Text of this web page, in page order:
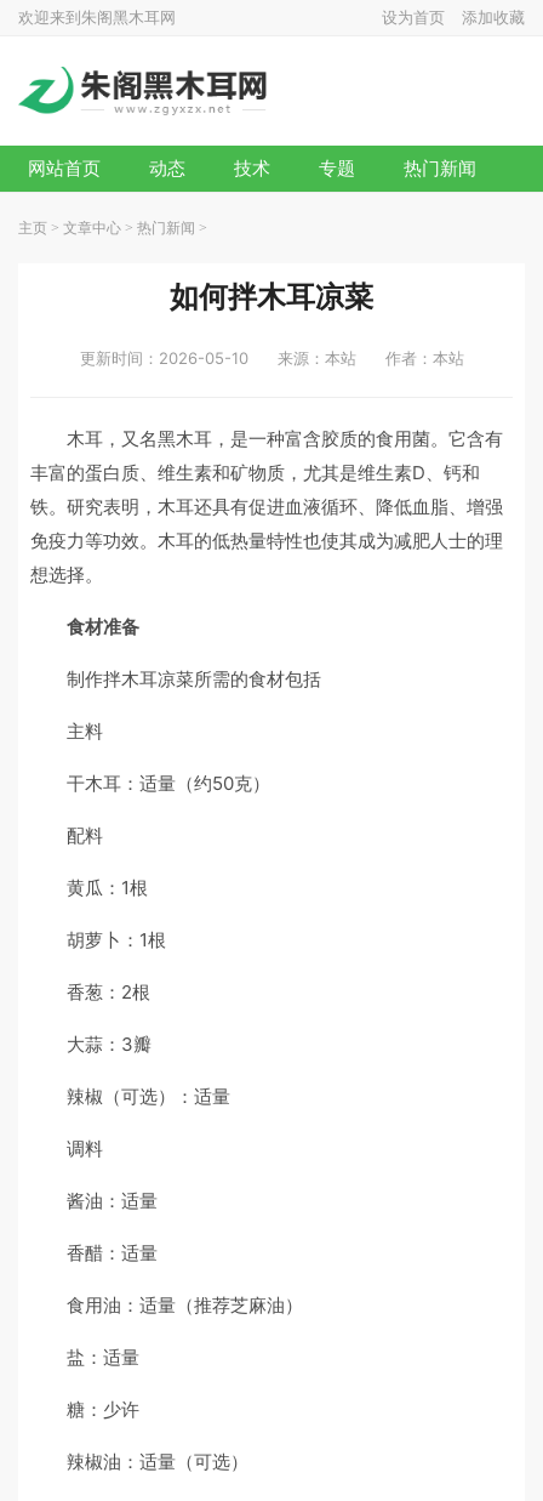
欢迎来到朱阁黑木耳网 设为首页 添加收藏
网站首页 动态 技术 专题 热门新闻
主页 > 文章中心 > 热门新闻 >
如何拌木耳凉菜
更新时间：2026-05-10 来源：本站 作者：本站
木耳，又名黑木耳，是一种富含胶质的食用菌。它含有
丰富的蛋白质、维生素和矿物质，尤其是维生素D、钙和
铁。研究表明，木耳还具有促进血液循环、降低血脂、增强
免疫力等功效。木耳的低热量特性也使其成为减肥人士的理
想选择。
食材准备
制作拌木耳凉菜所需的食材包括
主料
干木耳：适量（约50克）
配料
黄瓜：1根
胡萝卜：1根
香葱：2根
大蒜：3瓣
辣椒（可选）：适量
调料
酱油：适量
香醋：适量
食用油：适量（推荐芝麻油）
盐：适量
糖：少许
辣椒油：适量（可选）